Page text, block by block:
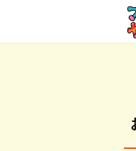
テ
ゲ